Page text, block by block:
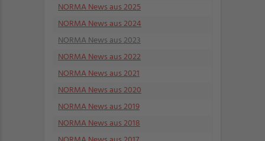
NORMA News aus 2025
NORMA News aus 2024
NORMA News aus 2023
NORMA News aus 2022
NORMA News aus 2021
NORMA News aus 2020
NORMA News aus 2019
NORMA News aus 2018